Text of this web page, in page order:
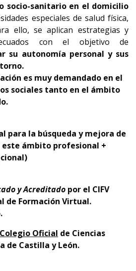
socio-sanitario en el domicilio
especiales de salud física,
ello, se aplican estrategias y
con el objetivo de
su autonomía personal y sus
es muy demandado en el
sociales tanto en el ámbito
para la búsqueda y mejora de
ámbito profesional +
y Acreditado por el CIFV
de Formación Virtual.
Colegio Oficial de Ciencias
de Castilla y León.